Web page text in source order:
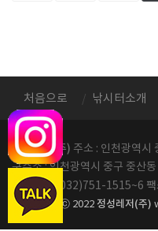
처음으로 낚시터소개
정성레저(주) 주소 : 인천광역시
구주소 : 인천광역시 중구 중산
전화번호: 032)751-1515~6
copyright ⓒ 2022 정성레저(주)